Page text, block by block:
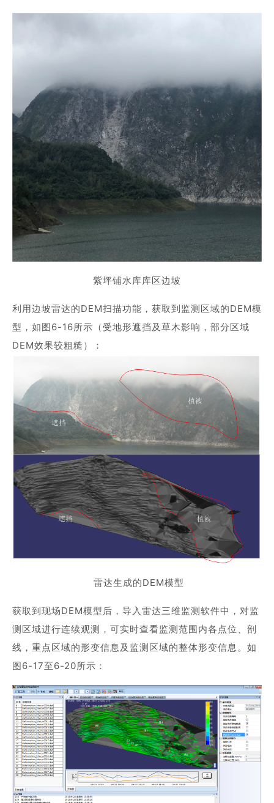
紫坪铺水库库区边坡
利用边坡雷达的DEM扫描功能，获取到监测区域的DEM模
型，如图6-16所示（受地形遮挡及草木影响，部分区域
DEM效果较粗糙）：
雷达生成的DEM模型
获取到现场DEM模型后，导入雷达三维监测软件中，对监
测区域进行连续观测，可实时查看监测范围内各点位、剖
线，重点区域的形变信息及监测区域的整体形变信息。如
图6-17至6-20所示：